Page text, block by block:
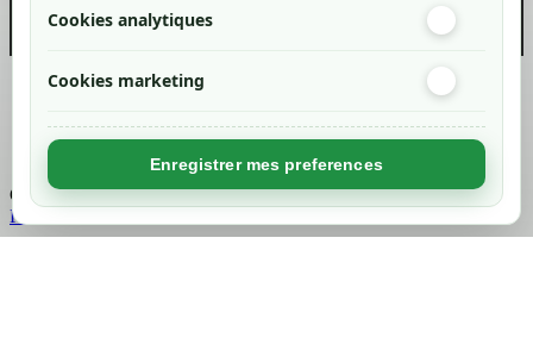
Cookies analytiques
Cookies marketing
Enregistrer mes preferences
Created byNageoconcept
Chargement...
Retour en haut